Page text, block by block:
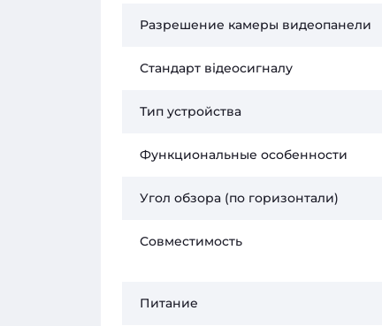
Разрешение камеры видеопанели
Стандарт відеосигналу
Тип устройства
Функциональные особенности
Угол обзора (по горизонтали)
Совместимость
Питание